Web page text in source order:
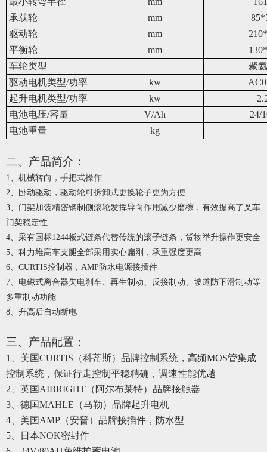
承载轮
mm
驱动轮
mm
平衡轮
mm
车轮类型
聚
驱动电机类型/功率
kw
起升电机类型/功率
kw
电池电压/容量
V/Ah
24/
电池重量
kg
二、产品简介：
1、 机械转向，手把式操作
2、卧动驱动，驱动轮可拆卸式更换轮子更为方便
3、门架加装精密钢制侧滚轮发挥导向作用减少磨檫，有效提高了叉车
门架稳定性
4、采有国标1244板式链条代替传统的滚子链条，货物举升操作更安全
5、科力堆高车支腿全部采用实心扁刚，承重强度更高
6、 CURTIS控制器，AMP防水电源接插件
7、电磁式离合器失电刹车、再生制动、反接制动、坡道防下滑制动等
多重制动功能
8、升高后自动断电
三、产品配置：
1、美国CURTIS（科蒂斯）品牌控制系统 ，高频MOS管集成
控制系统，保证行走控制平稳精确，调速性能优越
2 、英国 AIBRIGHT（阿尔布莱特）品牌接触器
3 、德国MAHLE（马勒）品牌起升电机
4 、美国 AMP（安普）品牌接插件 ，防水型
5 、日本NOK密封件